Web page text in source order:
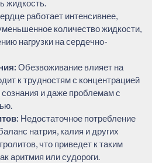
жидкость.
работает интенсивнее,
количество жидкости,
нагрузки на сердечно-
Обезвоживание влияет на
к трудностям с концентрацией
и даже проблемам с
Недостаточное потребление
натрия, калия и других
что приведет к таким
аритмия или судороги.